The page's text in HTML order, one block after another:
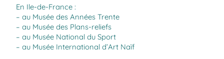
En Ile-de-France :
– au Musée des Années Trente
– au Musée des Plans-reliefs
– au Musée National du Sport
– au Musée International d’Art Naïf